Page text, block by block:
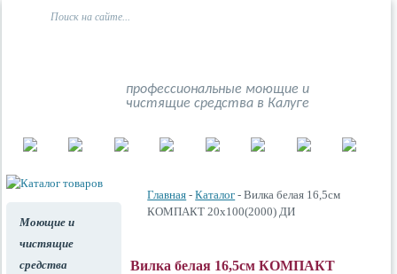
профессиональные моющие и
чистящие средства в Калуге
Моющие и
чистящие
средства
Главная -Каталог - Вилка белая 16,5см
КОМПАКТ 20х100(2000) ДИ
Вилка белая 16,5см КОМПАКТ